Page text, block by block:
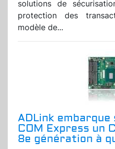
solutions de
protection des
modèle de...
ADLink embarque
COM Express un
8e génération à